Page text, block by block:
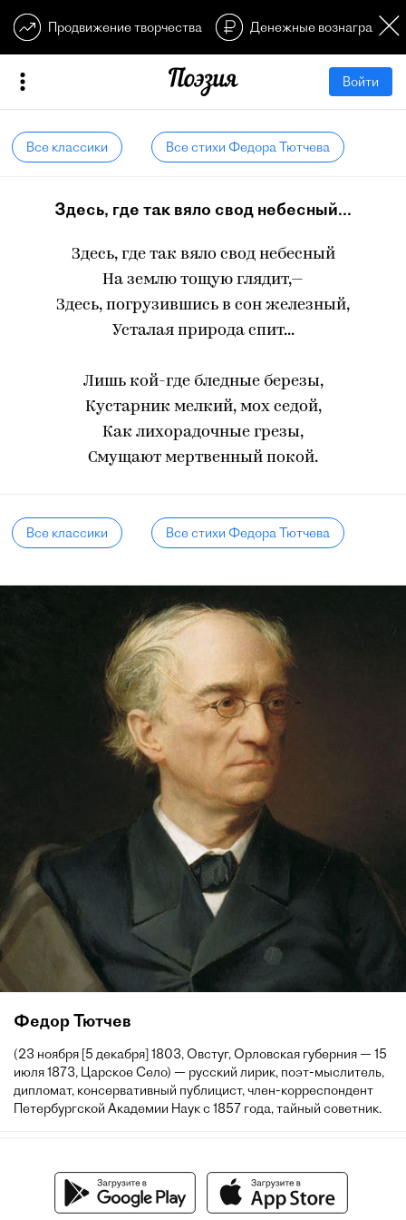
Продвижение творчества Денежные
Войти
Все классики Все стихи Федора Тютчева
Здесь, где так вяло свод небесный...
Здесь, где так вяло свод небесный
На землю тощую глядит,—
Здесь, погрузившись в сон железный,
Усталая природа спит...
Лишь кой-где бледные березы,
Кустарник мелкий, мох седой,
Как лихорадочные грезы,
Смущают мертвенный покой.
Все классики Все стихи Федора Тютчева
Федор Тютчев
(23 ноября [5 декабря] 1803, Овстуг, Орловская губерния — 15
июля 1873, Царское Село) — русский лирик, поэт-мыслитель,
дипломат, консервативный публицист, член-корреспондент
Петербургской Академии Наук с 1857 года, тайный советник.